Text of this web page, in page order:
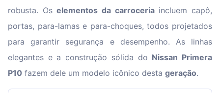
robusta. Oselementos da carroceriaincluem capô,
portas, para-lamas e para-choques, todos projetados
para garantir segurança e desempenho. As linhas
elegantes e a construção sólida do Nissan Primera
P10 fazem dele um modelo icônico desta geração.